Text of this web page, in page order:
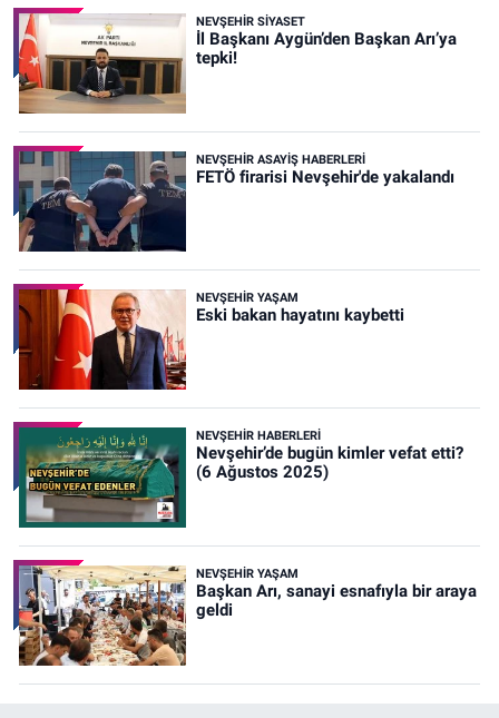
NEVŞEHIR SIYASET
İl Başkanı Aygün’den Başkan Arı’ya
tepki!
NEVŞEHIR ASAYIŞ HABERLERI
FETÖ firarisi Nevşehir'de yakalandı
NEVŞEHIR YAŞAM
Eski bakan hayatını kaybetti
NEVŞEHIR HABERLERI
Nevşehir’de bugün kimler vefat etti?
(6 Ağustos 2025)
NEVŞEHIR YAŞAM
Başkan Arı, sanayi esnafıyla bir araya
geldi